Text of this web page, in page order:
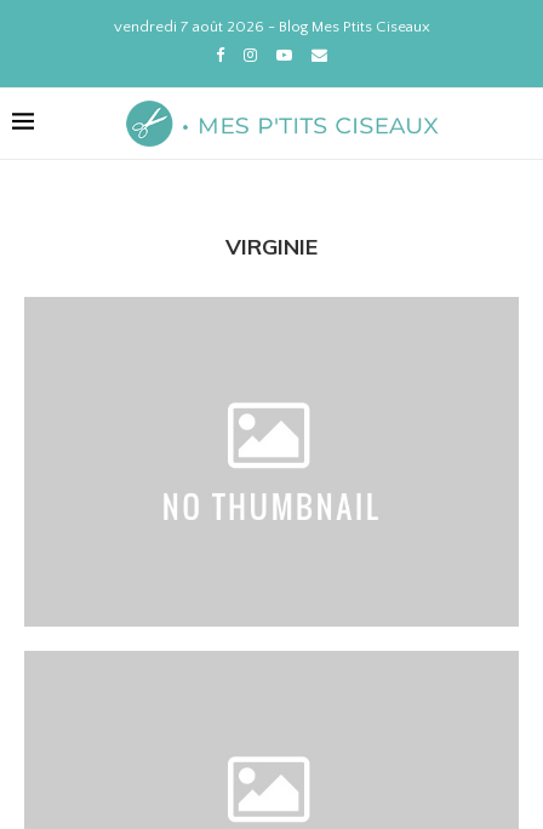
vendredi 7 août 2026 - Blog Mes Ptits Ciseaux
VIRGINIE